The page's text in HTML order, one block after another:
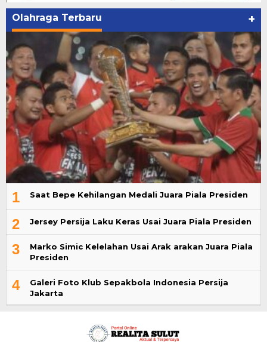
Olahraga Terbaru +
1 Saat Bepe Kehilangan Medali Juara Piala Presiden
2 Jersey Persija Laku Keras Usai Juara Piala Presiden
3
Marko Simic Kelelahan Usai Arak arakan Juara Piala
Presiden
4
Galeri Foto Klub Sepakbola Indonesia Persija
Jakarta